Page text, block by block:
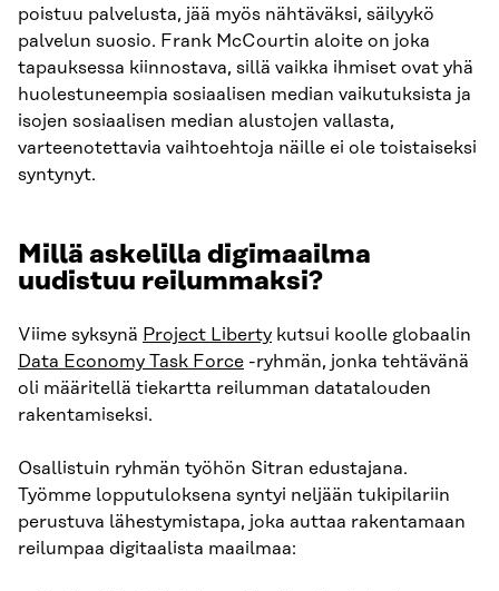
poistuu palvelusta, jää myös nähtäväksi, säilyykö
palvelun suosio. Frank McCourtin aloite on joka
tapauksessa kiinnostava, sillä vaikka ihmiset ovat yhä
huolestuneempia sosiaalisen median vaikutuksista ja
isojen sosiaalisen median alustojen vallasta,
varteenotettavia vaihtoehtoja näille ei ole toistaiseksi
syntynyt.
Millä askelilla digimaailma
uudistuu reilummaksi?
Viime syksynä Project Liberty kutsui koolle globaalin
Data Economy Task Force -ryhmän, jonka tehtävänä
oli määritellä tiekartta reilumman datatalouden
rakentamiseksi.
Osallistuin ryhmän työhön Sitran edustajana.
Työmme lopputuloksena syntyi neljään tukipilariin
perustuva lähestymistapa, joka auttaa rakentamaan
reilumpaa digitaalista maailmaa: